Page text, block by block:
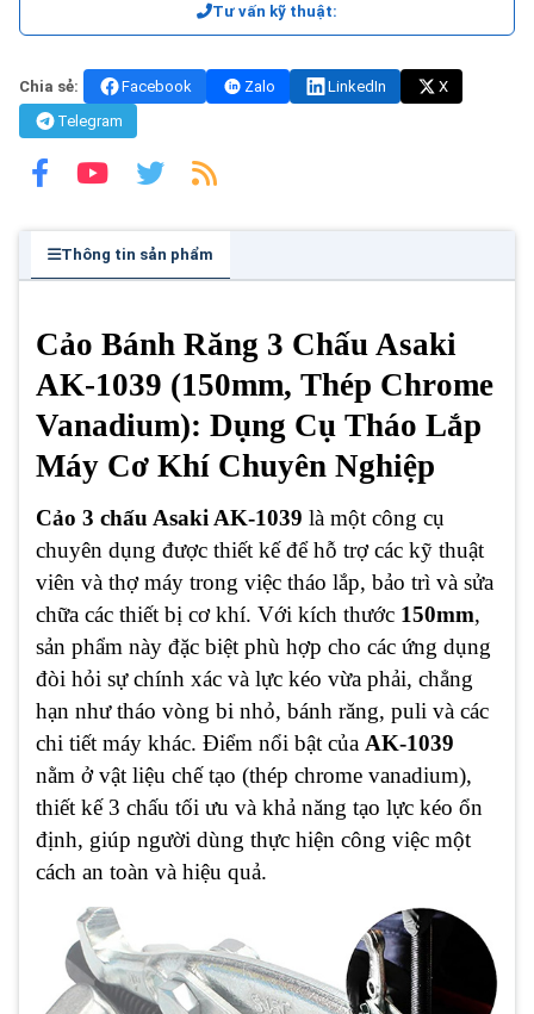
Tư vấn kỹ thuật:
Chia sẻ: Facebook Zalo LinkedIn
X
Telegram
Thông tin sản phẩm
Cảo Bánh Răng 3 Chấu Asaki
AK-1039 (150mm, Thép Chrome
Vanadium): Dụng Cụ Tháo Lắp
Máy Cơ Khí Chuyên Nghiệp
Cảo 3 chấu Asaki AK-1039 là một công cụ
chuyên dụng được thiết kế để hỗ trợ các kỹ thuật
viên và thợ máy trong việc tháo lắp, bảo trì và sửa
chữa các thiết bị cơ khí. Với kích thước 150mm,
sản phẩm này đặc biệt phù hợp cho các ứng dụng
đòi hỏi sự chính xác và lực kéo vừa phải, chẳng
hạn như tháo vòng bi nhỏ, bánh răng, puli và các
chi tiết máy khác. Điểm nổi bật của AK-1039
nằm ở vật liệu chế tạo (thép chrome vanadium),
thiết kế 3 chấu tối ưu và khả năng tạo lực kéo ổn
định, giúp người dùng thực hiện công việc một
cách an toàn và hiệu quả.